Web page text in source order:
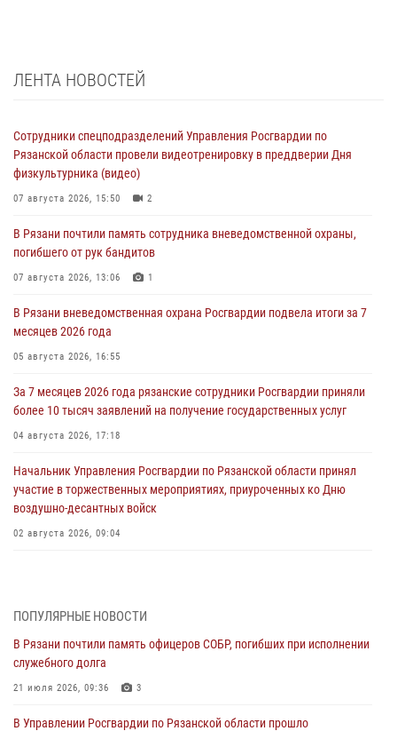
ЛЕНТА НОВОСТЕЙ
Сотрудники спецподразделений Управления Росгвардии по
Рязанской области провели видеотренировку в преддверии Дня
физкультурника (видео)
07 августа 2026, 15:50 2
В Рязани почтили память сотрудника вневедомственной охраны,
погибшего от рук бандитов
07 августа 2026, 13:06 1
В Рязани вневедомственная охрана Росгвардии подвела итоги за 7
месяцев 2026 года
05 августа 2026, 16:55
За 7 месяцев 2026 года рязанские сотрудники Росгвардии приняли
более 10 тысяч заявлений на получение государственных услуг
04 августа 2026, 17:18
Начальник Управления Росгвардии по Рязанской области принял
участие в торжественных мероприятиях, приуроченных ко Дню
воздушно-десантных войск
02 августа 2026, 09:04
Для детей рязанских росгвардейцев в историческом музее провели
экскурсию по экспозиции, посвящённой губернской эпохе
ПОПУЛЯРНЫЕ НОВОСТИ
В Рязани почтили память офицеров СОБР, погибших при исполнении
служебного долга
21 июля 2026, 09:36 3
В Управлении Росгвардии по Рязанской области прошло